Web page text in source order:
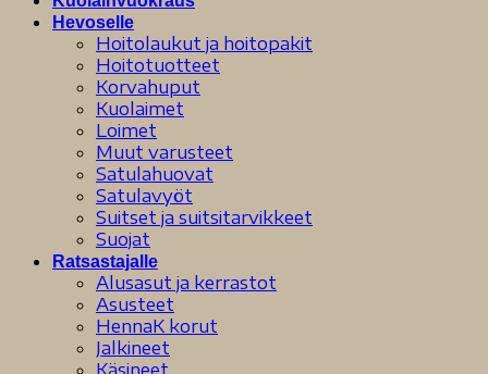
Hevoselle
Hoitolaukut ja hoitopakit
Hoitotuotteet
Korvahuput
Kuolaimet
Loimet
Muut varusteet
Satulahuovat
Satulavyöt
Suitset ja suitsitarvikkeet
Suojat
Ratsastajalle
Alusasut ja kerrastot
Asusteet
HennaK korut
Jalkineet
Käsineet